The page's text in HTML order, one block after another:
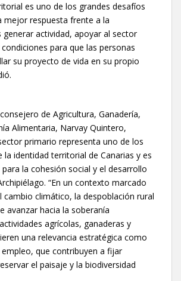
es uno de los grandes desafíos
mejor respuesta frente a la
generar actividad, apoyar al sector
para que las personas
su proyecto de vida en su propio
de Agricultura, Ganadería,
Alimentaria, Narvay Quintero,
primario representa uno de los
identidad territorial de Canarias y es
la cohesión social y el desarrollo
“En un contexto marcado
cambio climático, la despoblación rural
avanzar hacia la soberanía
agrícolas, ganaderas y
una relevancia estratégica como
que contribuyen a fijar
el paisaje y la biodiversidad